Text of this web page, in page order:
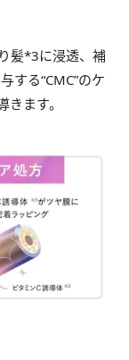
髪*3に浸透、補
する“CMC”のケ
ます。